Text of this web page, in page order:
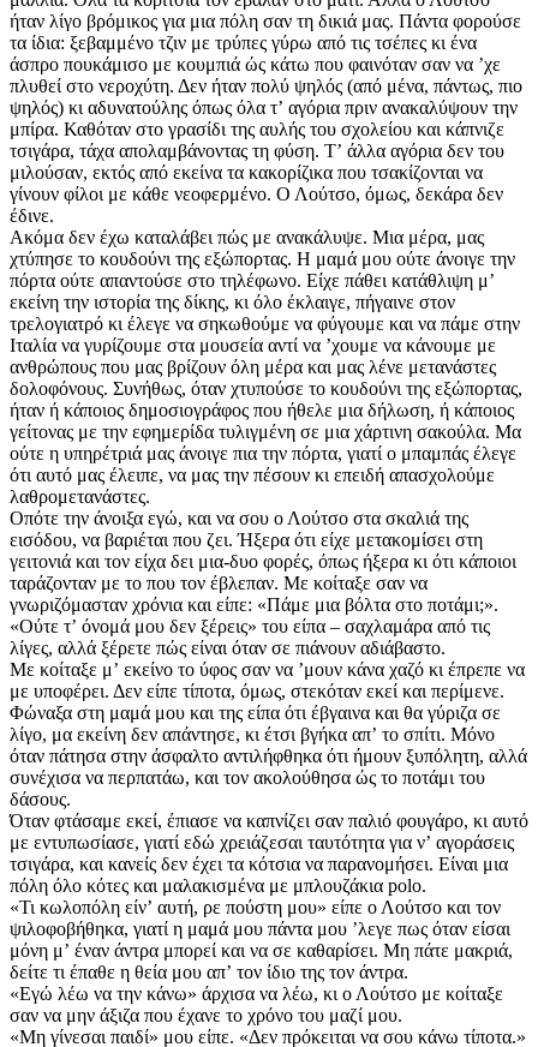
ήταν λίγο βρόμικος για μια πόλη σαν τη δικιά μας. Πάντα φορούσε
τα ίδια: ξεβαμμένο τζιν με τρύπες γύρω από τις τσέπες κι ένα
άσπρο πουκάμισο με κουμπιά ώς κάτω που φαινόταν σαν να ʼχε
πλυθεί στο νεροχύτη. Δεν ήταν πολύ ψηλός (από μένα, πάντως, πιο
ψηλός) κι αδυνατούλης όπως όλα τʼ αγόρια πριν ανακαλύψουν την
μπίρα. Καθόταν στο γρασίδι της αυλής του σχολείου και κάπνιζε
τσιγάρα, τάχα απολαμβάνοντας τη φύση. Τʼ άλλα αγόρια δεν του
μιλούσαν, εκτός από εκείνα τα κακορίζικα που τσακίζονται να
γίνουν φίλοι με κάθε νεοφερμένο. Ο Λούτσο, όμως, δεκάρα δεν
έδινε.
Ακόμα δεν έχω καταλάβει πώς με ανακάλυψε. Μια μέρα, μας
χτύπησε το κουδούνι της εξώπορτας. Η μαμά μου ούτε άνοιγε την
πόρτα ούτε απαντούσε στο τηλέφωνο. Είχε πάθει κατάθλιψη μʼ
εκείνη την ιστορία της δίκης, κι όλο έκλαιγε, πήγαινε στον
τρελογιατρό κι έλεγε να σηκωθούμε να φύγουμε και να πάμε στην
Ιταλία να γυρίζουμε στα μουσεία αντί να ʼχουμε να κάνουμε με
ανθρώπους που μας βρίζουν όλη μέρα και μας λένε μετανάστες
δολοφόνους. Συνήθως, όταν χτυπούσε το κουδούνι της εξώπορτας,
ήταν ή κάποιος δημοσιογράφος που ήθελε μια δήλωση, ή κάποιος
γείτονας με την εφημερίδα τυλιγμένη σε μια χάρτινη σακούλα. Μα
ούτε η υπηρέτριά μας άνοιγε πια την πόρτα, γιατί ο μπαμπάς έλεγε
ότι αυτό μας έλειπε, να μας την πέσουν κι επειδή απασχολούμε
λαθρομετανάστες.
Οπότε την άνοιξα εγώ, και να σου ο Λούτσο στα σκαλιά της
εισόδου, να βαριέται που ζει. Ήξερα ότι είχε μετακομίσει στη
γειτονιά και τον είχα δει μια-δυο φορές, όπως ήξερα κι ότι κάποιοι
ταράζονταν με το που τον έβλεπαν. Με κοίταξε σαν να
γνωριζόμασταν χρόνια και είπε: «Πάμε μια βόλτα στο ποτάμι;».
«Ούτε τʼ όνομά μου δεν ξέρεις» του είπα – σαχλαμάρα από τις
λίγες, αλλά ξέρετε πώς είναι όταν σε πιάνουν αδιάβαστο.
Με κοίταξε μʼ εκείνο το ύφος σαν να ʼμουν κάνα χαζό κι έπρεπε να
με υποφέρει. Δεν είπε τίποτα, όμως, στεκόταν εκεί και περίμενε.
Φώναξα στη μαμά μου και της είπα ότι έβγαινα και θα γύριζα σε
λίγο, μα εκείνη δεν απάντησε, κι έτσι βγήκα απʼ το σπίτι. Μόνο
όταν πάτησα στην άσφαλτο αντιλήφθηκα ότι ήμουν ξυπόλητη, αλλά
συνέχισα να περπατάω, και τον ακολούθησα ώς το ποτάμι του
δάσους.
Όταν φτάσαμε εκεί, έπιασε να καπνίζει σαν παλιό φουγάρο, κι αυτό
με εντυπωσίασε, γιατί εδώ χρειάζεσαι ταυτότητα για νʼ αγοράσεις
τσιγάρα, και κανείς δεν έχει τα κότσια να παρανομήσει. Είναι μια
πόλη όλο κότες και μαλακισμένα με μπλουζάκια polo.
«Τι κωλοπόλη είνʼ αυτή, ρε πούστη μου» είπε ο Λούτσο και τον
ψιλοφοβήθηκα, γιατί η μαμά μου πάντα μου ʼλεγε πως όταν είσαι
μόνη μʼ έναν άντρα μπορεί και να σε καθαρίσει. Μη πάτε μακριά,
δείτε τι έπαθε η θεία μου απʼ τον ίδιο της τον άντρα.
«Εγώ λέω να την κάνω» άρχισα να λέω, κι ο Λούτσο με κοίταξε
σαν να μην άξιζα που έχανε το χρόνο του μαζί μου.
«Μη γίνεσαι παιδί» μου είπε. «Δεν πρόκειται να σου κάνω τίποτα.»